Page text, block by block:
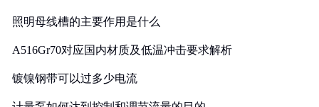
照明母线槽的主要作用是什么
A516Gr70对应国内材质及低温冲击要求解析
镀镍钢带可以过多少电流